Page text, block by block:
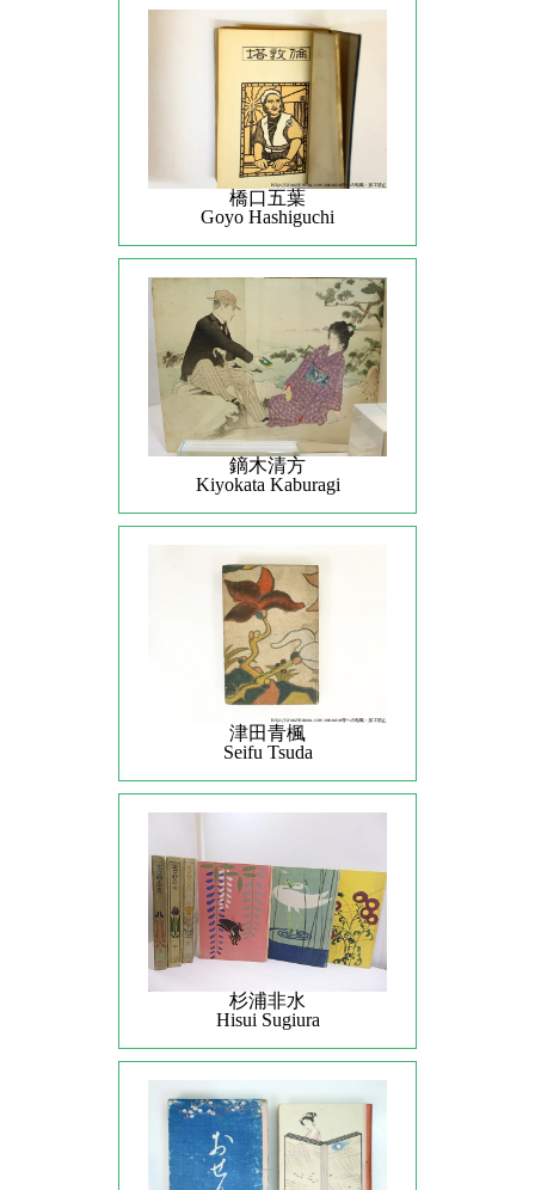
橋口五葉
Goyo Hashiguchi
鏑木清方
Kiyokata Kaburagi
津田青楓
Seifu Tsuda
杉浦非水
Hisui Sugiura